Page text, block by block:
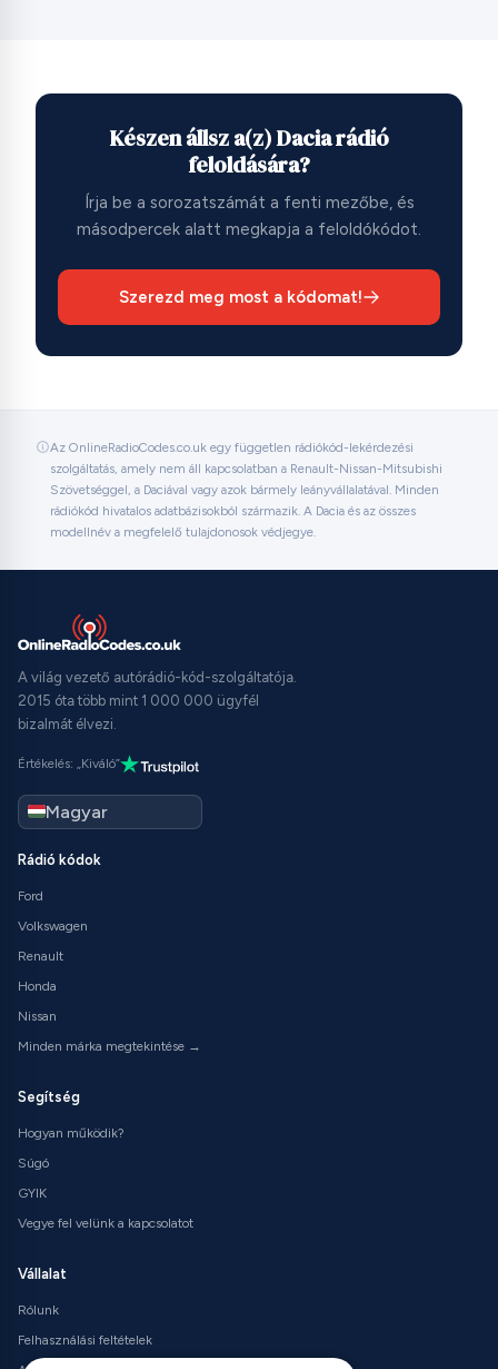
Készen állsz a(z) Dacia rádió
feloldására?
Írja be a sorozatszámát a fenti mezőbe, és
másodpercek alatt megkapja a feloldókódot.
Szerezd meg most a kódomat!
Az OnlineRadioCodes.co.uk egy független rádiókód-lekérdezési
szolgáltatás, amely nem áll kapcsolatban a Renault-Nissan-Mitsubishi
Szövetséggel, a Daciával vagy azok bármely leányvállalatával. Minden
rádiókód hivatalos adatbázisokból származik. A Dacia és az összes
modellnév a megfelelő tulajdonosok védjegye.
A világ vezető autórádió-kód-szolgáltatója.
2015 óta több mint 1 000 000 ügyfél
bizalmát élvezi.
Értékelés: „Kiváló”
Rádió kódok
Ford
Volkswagen
Renault
Honda
Nissan
Minden márka megtekintése →
Segítség
Hogyan működik?
Súgó
GYIK
Vegye fel velünk a kapcsolatot
Vállalat
Rólunk
Felhasználási feltételek